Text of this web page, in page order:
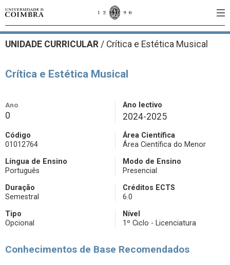
UNIDADE CURRICULAR / Crítica e Estética Musical
Crítica e Estética Musical
Ano
0
Ano lectivo
2024-2025
Código
01012764
Área Científica
Área Científica do Menor
Língua de Ensino
Português
Modo de Ensino
Presencial
Duração
Semestral
Créditos ECTS
6.0
Tipo
Opcional
Nível
1º Ciclo - Licenciatura
Conhecimentos de Base Recomendados